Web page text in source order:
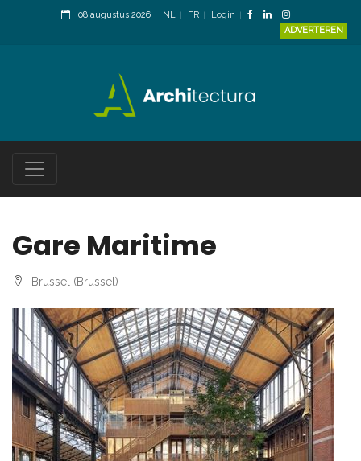
08 augustus 2026 NL FR
Login
ADVERTEREN
Gare Maritime
Brussel (Brussel)